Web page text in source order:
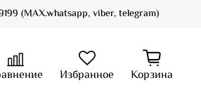
(MAX.whatsapp, viber, telegram)
Избранное Корзина